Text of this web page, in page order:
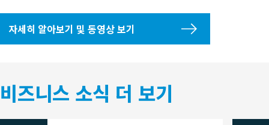
자세히 알아보기 및 동영상 보기
비즈니스 소식 더 보기